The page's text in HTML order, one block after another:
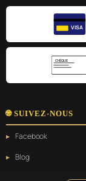
VISA
CHÈQUE
🌐 SUIVEZ-NOUS
Facebook
Blog